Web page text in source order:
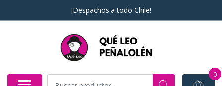
¡Despachos a todo Chile!
0